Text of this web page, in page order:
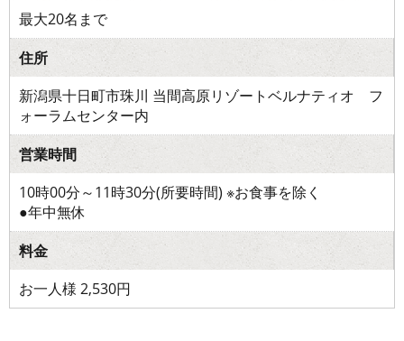
最大20名まで
住所
新潟県十日町市珠川 当間高原リゾートベルナティオ フ
ォーラムセンター内
営業時間
10時00分～11時30分(所要時間) ※お食事を除く
●年中無休
料金
お一人様 2,530円